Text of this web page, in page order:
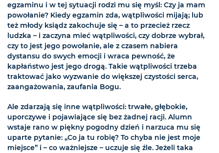
egzaminu i w tej sytuacji rodzi mu się myśl: Czy ja mam
powołanie? Kiedy egzamin zda, wątpliwości mijają; lub
też młody ksiądz zakochuje się – a to przecież rzecz
ludzka – i zaczyna mieć wątpliwości, czy dobrze wybrał,
czy to jest jego powołanie, ale z czasem nabiera
dystansu do swych emocji i wraca pewność, że
kapłaństwo jest jego drogą. Takie wątpliwości trzeba
traktować jako wyzwanie do większej czystości serca,
zaangażowania, zaufania Bogu.
Ale zdarzają się inne wątpliwości: trwałe, głębokie,
uporczywe i pojawiające się bez żadnej racji. Alumn
wstaje rano w piękny pogodny dzień i narzuca mu się
uparte pytanie: „Co ja tu robię? To chyba nie jest moje
miejsce” i – co ważniejsze – uczuje się źle. Jeżeli taka